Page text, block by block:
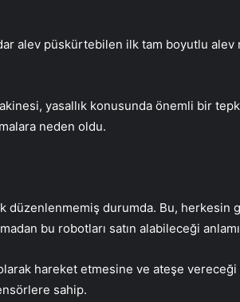
alev püskürtebilen ilk tam boyutlu
yasallık konusunda önemli bir
neden oldu.
düzenlenmemiş durumda. Bu, herkesin
bu robotları satın alabileceği
hareket etmesine ve ateşe vereceği
sahip.